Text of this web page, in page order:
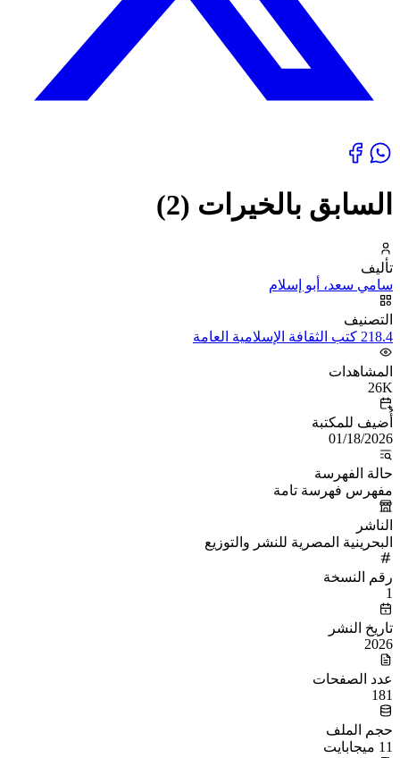
السابق بالخيرات (2)
تأليف
سامي سعد، أبو إسلام
التصنيف
218.4 كتب الثقافة الإسلامية العامة
المشاهدات
26K
أُضيف للمكتبة
01/18/2026
حالة الفهرسة
مفهرس فهرسة تامة
الناشر
البحرينية المصرية للنشر والتوزيع
رقم النسخة
1
تاريخ النشر
2026
عدد الصفحات
181
حجم الملف
11 ميجابايت